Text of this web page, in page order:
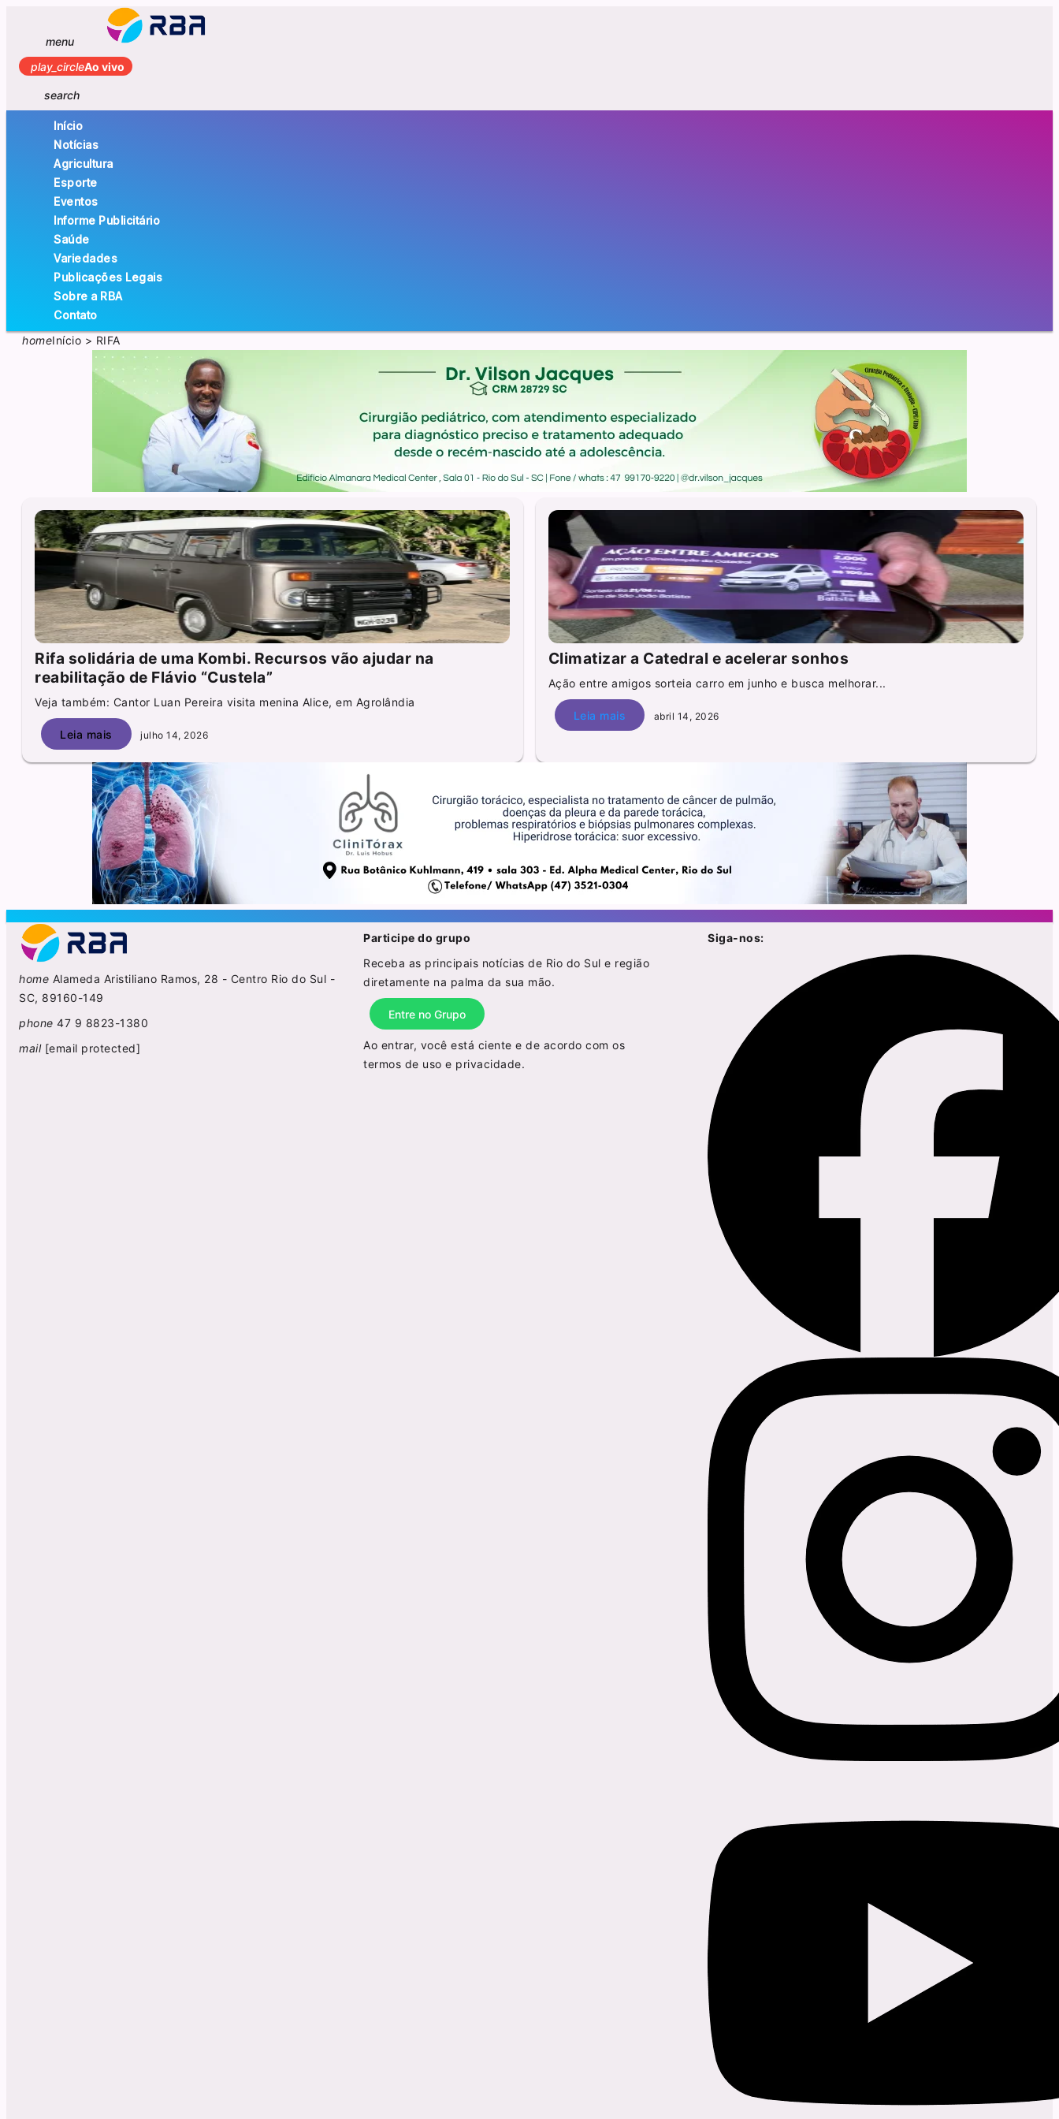
menu
play_circleAo vivo
search
Início
Notícias
Agricultura
Esporte
Eventos
Informe Publicitário
Saúde
Variedades
Publicações Legais
Sobre a RBA
Contato
homeInício > RIFA
Rifa solidária de uma Kombi. Recursos vão ajudar na
reabilitação de Flávio “Custela”
Veja também: Cantor Luan Pereira visita menina Alice, em Agrolândia
Leia mais julho 14, 2026
Climatizar a Catedral e acelerar sonhos
Ação entre amigos sorteia carro em junho e busca melhorar...
Leia mais abril 14, 2026
home Alameda Aristiliano Ramos, 28 - Centro Rio do Sul -
SC, 89160-149
phone 47 9 8823-1380
mail [email protected]
Participe do grupo
Receba as principais notícias de Rio do Sul e região
diretamente na palma da sua mão.
Entre no Grupo
Ao entrar, você está ciente e de acordo com os
termos de uso e privacidade.
Siga-nos: